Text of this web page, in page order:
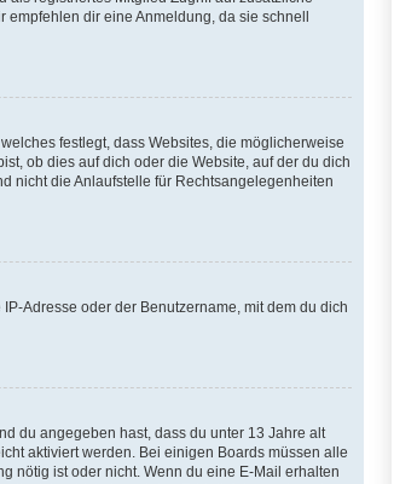
empfehlen dir eine Anmeldung, da sie schnell
festlegt, dass Websites, die möglicherweise
ob dies auf dich oder die Website, auf der du dich
nicht die Anlaufstelle für Rechtsangelegenheiten
Adresse oder der Benutzername, mit dem du dich
du angegeben hast, dass du unter 13 Jahre alt
aktiviert werden. Bei einigen Boards müssen alle
nötig ist oder nicht. Wenn du eine E-Mail erhalten